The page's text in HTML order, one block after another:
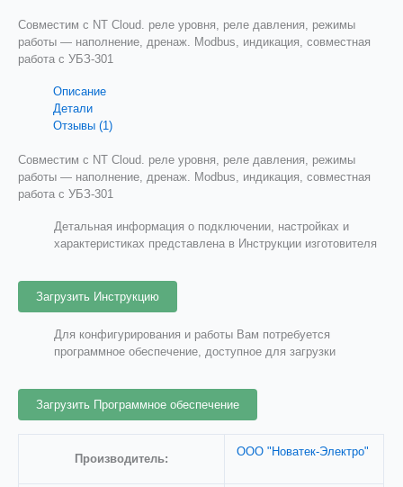
Совместим с NT Cloud. реле уровня, реле давления, режимы
работы — наполнение, дренаж. Modbus, индикация, совместная
работа с УБЗ-301
Описание
Детали
Отзывы (1)
Совместим с NT Cloud. реле уровня, реле давления, режимы
работы — наполнение, дренаж. Modbus, индикация, совместная
работа с УБЗ-301
Детальная информация о подключении, настройках и
характеристиках представлена в Инструкции изготовителя
Загрузить Инструкцию
Для конфигурирования и работы Вам потребуется
программное обеспечение, доступное для загрузки
Загрузить Программное обеспечение
Производитель:
ООО "Новатек-Электро"